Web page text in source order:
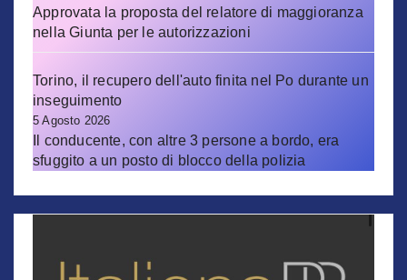
Approvata la proposta del relatore di maggioranza
nella Giunta per le autorizzazioni
Torino, il recupero dell'auto finita nel Po durante un
inseguimento
5 Agosto 2026
Il conducente, con altre 3 persone a bordo, era
sfuggito a un posto di blocco della polizia